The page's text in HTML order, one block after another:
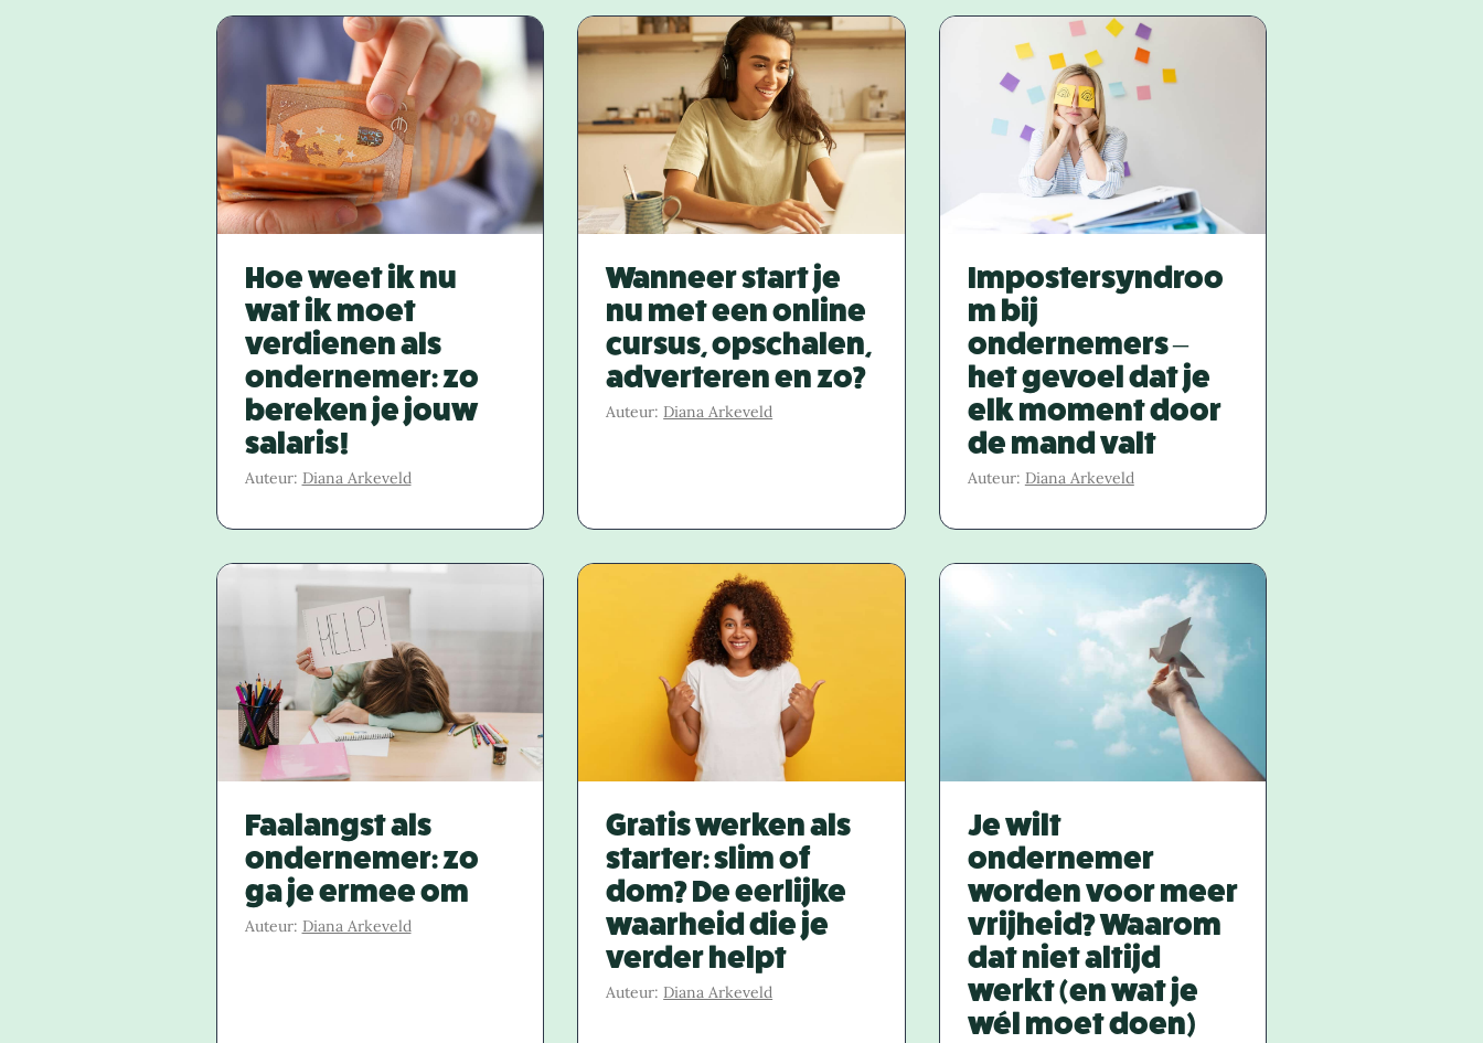
Hoe weet ik nu
wat ik moet
verdienen als
ondernemer: zo
bereken je jouw
salaris!
Auteur: Diana Arkeveld
Wanneer start je
nu met een online
cursus, opschalen,
adverteren en zo?
Auteur: Diana Arkeveld
Impostersyndroo
m bij
ondernemers –
het gevoel dat je
elk moment door
de mand valt
Auteur: Diana Arkeveld
Faalangst als
ondernemer: zo
ga je ermee om
Auteur: Diana Arkeveld
Gratis werken als
starter: slim of
dom? De eerlijke
waarheid die je
verder helpt
Auteur: Diana Arkeveld
Je wilt
ondernemer
worden voor meer
vrijheid? Waarom
dat niet altijd
werkt (en wat je
wél moet doen)